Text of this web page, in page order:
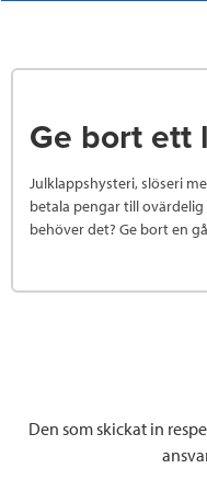
Ge bort ett
Julklappshysteri, slöseri
betala pengar till
behöver det? Ge bort en
Den som skickat in